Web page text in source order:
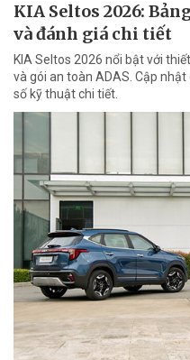
KIA Seltos 2026:
và đánh giá chi tiết
KIA Seltos 2026 nổi bật với
và gói an toàn ADAS. Cập
số kỹ thuật chi tiết.